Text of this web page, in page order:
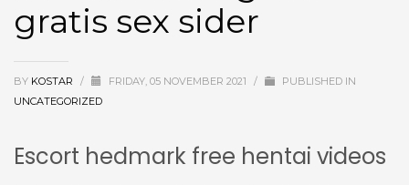
gratis sex sider
BY KOSTAR / FRIDAY, 05 NOVEMBER 2021 /
PUBLISHED IN
UNCATEGORIZED
Escort hedmark free hentai videos